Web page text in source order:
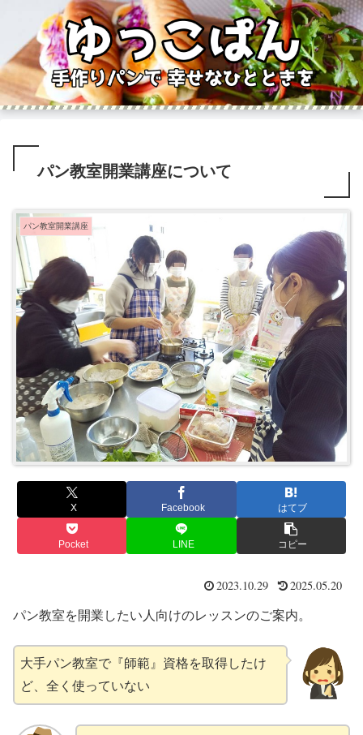
パン教室開業講座について
パン教室開業講座
X Facebook はてブ
Pocket LINE コピー
2023.10.29 2025.05.20
パン教室を開業したい人向けのレッスンのご案内。
大手パン教室で『師範』資格を取得したけ
ど、全く使っていない